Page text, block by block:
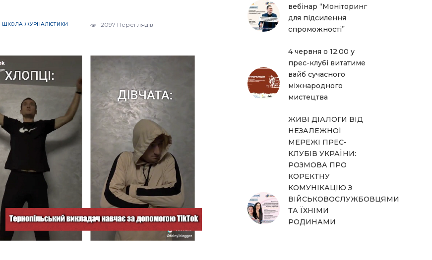
ШКОЛА ЖУРНАЛІСТИКИ 2097 Переглядів
вебінар “Моніторинг
для підсилення
спроможності”
4 червня о 12.00 у
прес-клубі витатиме
вайб сучасного
міжнародного
мистецтва
ЖИВІ ДІАЛОГИ ВІД
НЕЗАЛЕЖНОЇ
МЕРЕЖІ ПРЕС-
КЛУБІВ УКРАЇНИ:
РОЗМОВА ПРО
КОРЕКТНУ
КОМУНІКАЦІЮ З
ВІЙСЬКОВОСЛУЖБОВЦЯМИ
ТА ЇХНІМИ
РОДИНАМИ